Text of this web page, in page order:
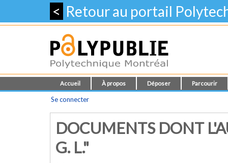
< Retour au portail
Accueil À propos Déposer Parcourir
Se connecter
DOCUMENTS DONT
G. L."